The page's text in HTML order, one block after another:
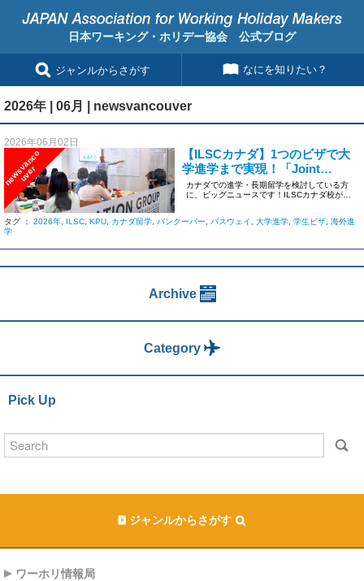
日本ワーキング・ホリデー協会 公式ブログ
ジャンルからさがす なにを知りたい？
2026年 | 06月 | newsvancouver
2026年06月02日
n
e
w
s
v
a
n
c
o
u
v
e
r
【ILSCカナダ】1つのビザで大
学進学まで実現！「Joint
Pathway Program」パイロット
版が始動
カナダでの進学・長期留学を検討している方
に、ビッグニュースです！ILSCカナダ校が、
タグ ： 2026年 ILSC KPU カナダ留学 バンクーバー パスウェイ 大学進学 学生ビザ 海外進
学
Archive
Category
Pick Up
ジャンルからさがす
ワーホリ情報局